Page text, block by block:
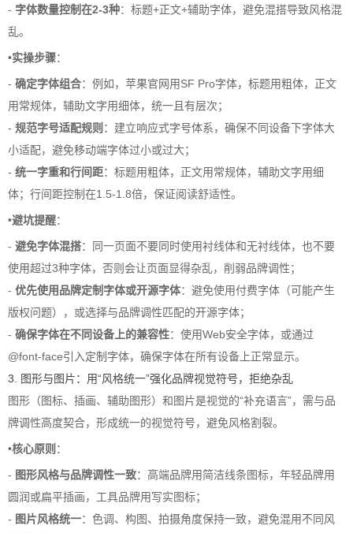
- 字体数量控制在2-3种：标题+正文+辅助字体，避免混搭导致风格混
乱。
•实操步骤：
- 确定字体组合：例如，苹果官网用SF Pro字体，标题用粗体，正文
用常规体，辅助文字用细体，统一且有层次；
- 规范字号适配规则 ：建立响应式字号体系，确保不同设备下字体大
小适配，避免移动端字体过小或过大；
- 统一字重和行间距：标题用粗体，正文用常规体，辅助文字用细
体；行间距控制在1.5-1.8倍，保证阅读舒适性。
•避坑提醒：
- 避免字体混搭：同一页面不要同时使用衬线体和无衬线体，也不要
使用超过3种字体，否则会让页面显得杂乱，削弱品牌调性；
- 优先使用品牌定制字体或开源字体：避免使用付费字体（可能产生
版权问题），或选择与品牌调性匹配的开源字体；
- 确保字体在不同设备上的兼容性：使用Web安全字体，或通过
@font-face引入定制字体，确保字体在所有设备上正常显示。
3. 图形与图片：用“风格统一”强化品牌视觉符号，拒绝杂乱
图形（图标、插画、辅助图形）和图片是视觉的“补充语言”，需与品
牌调性高度契合，形成统一的视觉符号，避免风格割裂。
•核心原则 ：
- 图形风格与品牌调性一致：高端品牌用简洁线条图标，年轻品牌用
圆润或扁平插画，工具品牌用写实图标；
- 图片风格统一：色调、构图、拍摄角度保持一致，避免混用不同风